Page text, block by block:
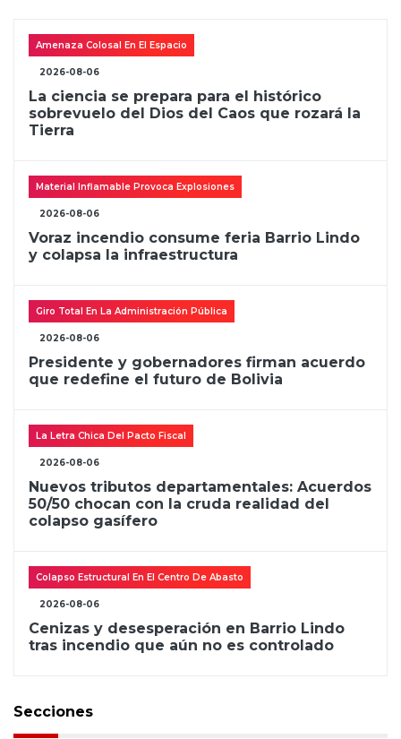
Amenaza Colosal En El Espacio
2026-08-06
La ciencia se prepara para el histórico
sobrevuelo del Dios del Caos que rozará la
Tierra
Material Inflamable Provoca Explosiones
2026-08-06
Voraz incendio consume feria Barrio Lindo
y colapsa la infraestructura
Giro Total En La Administración Pública
2026-08-06
Presidente y gobernadores firman acuerdo
que redefine el futuro de Bolivia
La Letra Chica Del Pacto Fiscal
2026-08-06
Nuevos tributos departamentales: Acuerdos
50/50 chocan con la cruda realidad del
colapso gasífero
Colapso Estructural En El Centro De Abasto
2026-08-06
Cenizas y desesperación en Barrio Lindo
tras incendio que aún no es controlado
Secciones